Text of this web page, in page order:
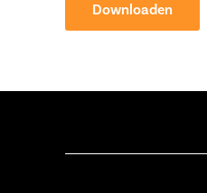
Downloaden